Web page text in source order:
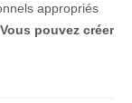
appropriés
Vous pouvez créer